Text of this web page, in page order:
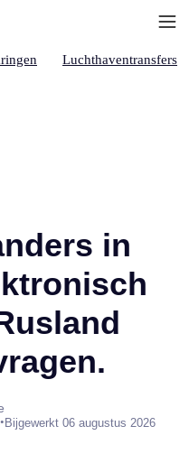
Luchthaventransfers
in
•Bijgewerkt 06 augustus 2026